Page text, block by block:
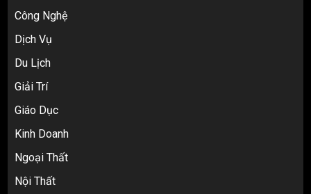
Công Nghệ
Dịch Vụ
Du Lịch
Giải Trí
Giáo Dục
Kinh Doanh
Ngoại Thất
Nội Thất
3